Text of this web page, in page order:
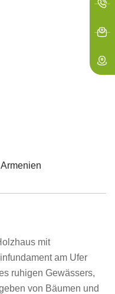
Armenien